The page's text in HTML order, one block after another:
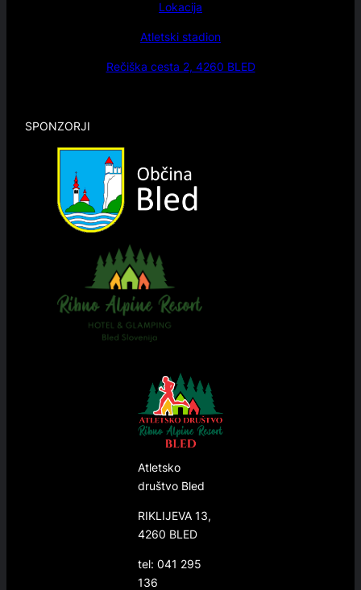
Lokacija
Atletski stadion
Rečiška cesta 2, 4260 BLED
SPONZORJI
Atletsko
društvo Bled
RIKLIJEVA 13,
4260 BLED
tel: 041 295
136